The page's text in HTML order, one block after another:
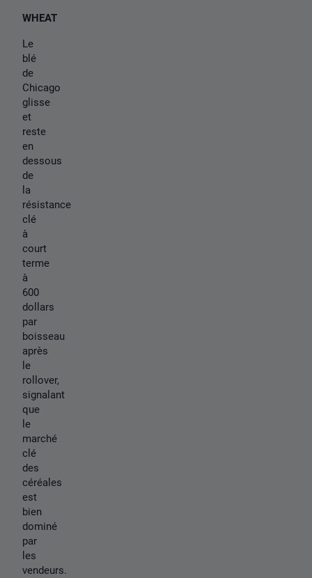
WHEAT
Le
blé
de
Chicago
glisse
et
reste
en
dessous
de
la
résistance
clé
à
court
terme
à
600
dollars
par
boisseau
après
le
rollover,
signalant
que
le
marché
clé
des
céréales
est
bien
dominé
par
les
vendeurs.